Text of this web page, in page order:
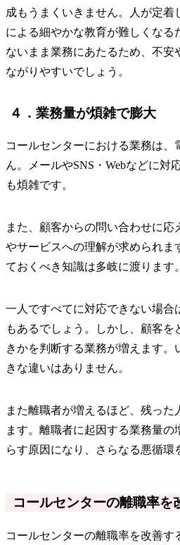
成もうまくいきません。人が定着
による細やかな教育が難しくなる
ないまま業務にあたるため、不安
ながりやすいでしょう。
４．業務量が煩雑で膨大
コールセンターにおける業務は、
ん。メールやSNS・Webなどに対
も煩雑です。
また、顧客からの問い合わせに応
やサービスへの理解が求められま
ておくべき知識は多岐に渡ります。
一人ですべてに対応できない場合
もあるでしょう。しかし、顧客
きかを判断する業務が増えます。
きな違いはありません。
また離職者が増えるほど、残った
ます。離職者に起因する業務量の
らす原因になり、さらなる悪循環
コールセンターの離職率を
コールセンターの離職率を改善す